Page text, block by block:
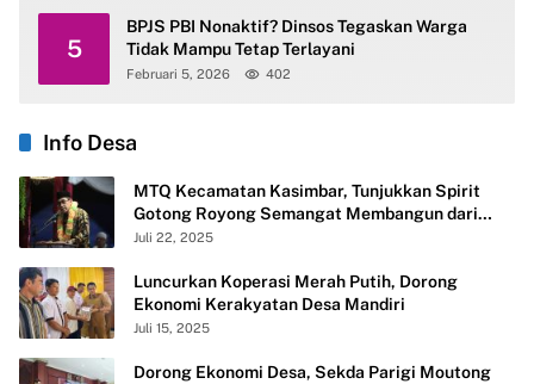
5
BPJS PBI Nonaktif? Dinsos Tegaskan Warga
Tidak Mampu Tetap Terlayani
Februari 5, 2026 402
Info Desa
MTQ Kecamatan Kasimbar, Tunjukkan Spirit
Gotong Royong Semangat Membangun dari
Desa
Juli 22, 2025
Luncurkan Koperasi Merah Putih, Dorong
Ekonomi Kerakyatan Desa Mandiri
Juli 15, 2025
Dorong Ekonomi Desa, Sekda Parigi Moutong